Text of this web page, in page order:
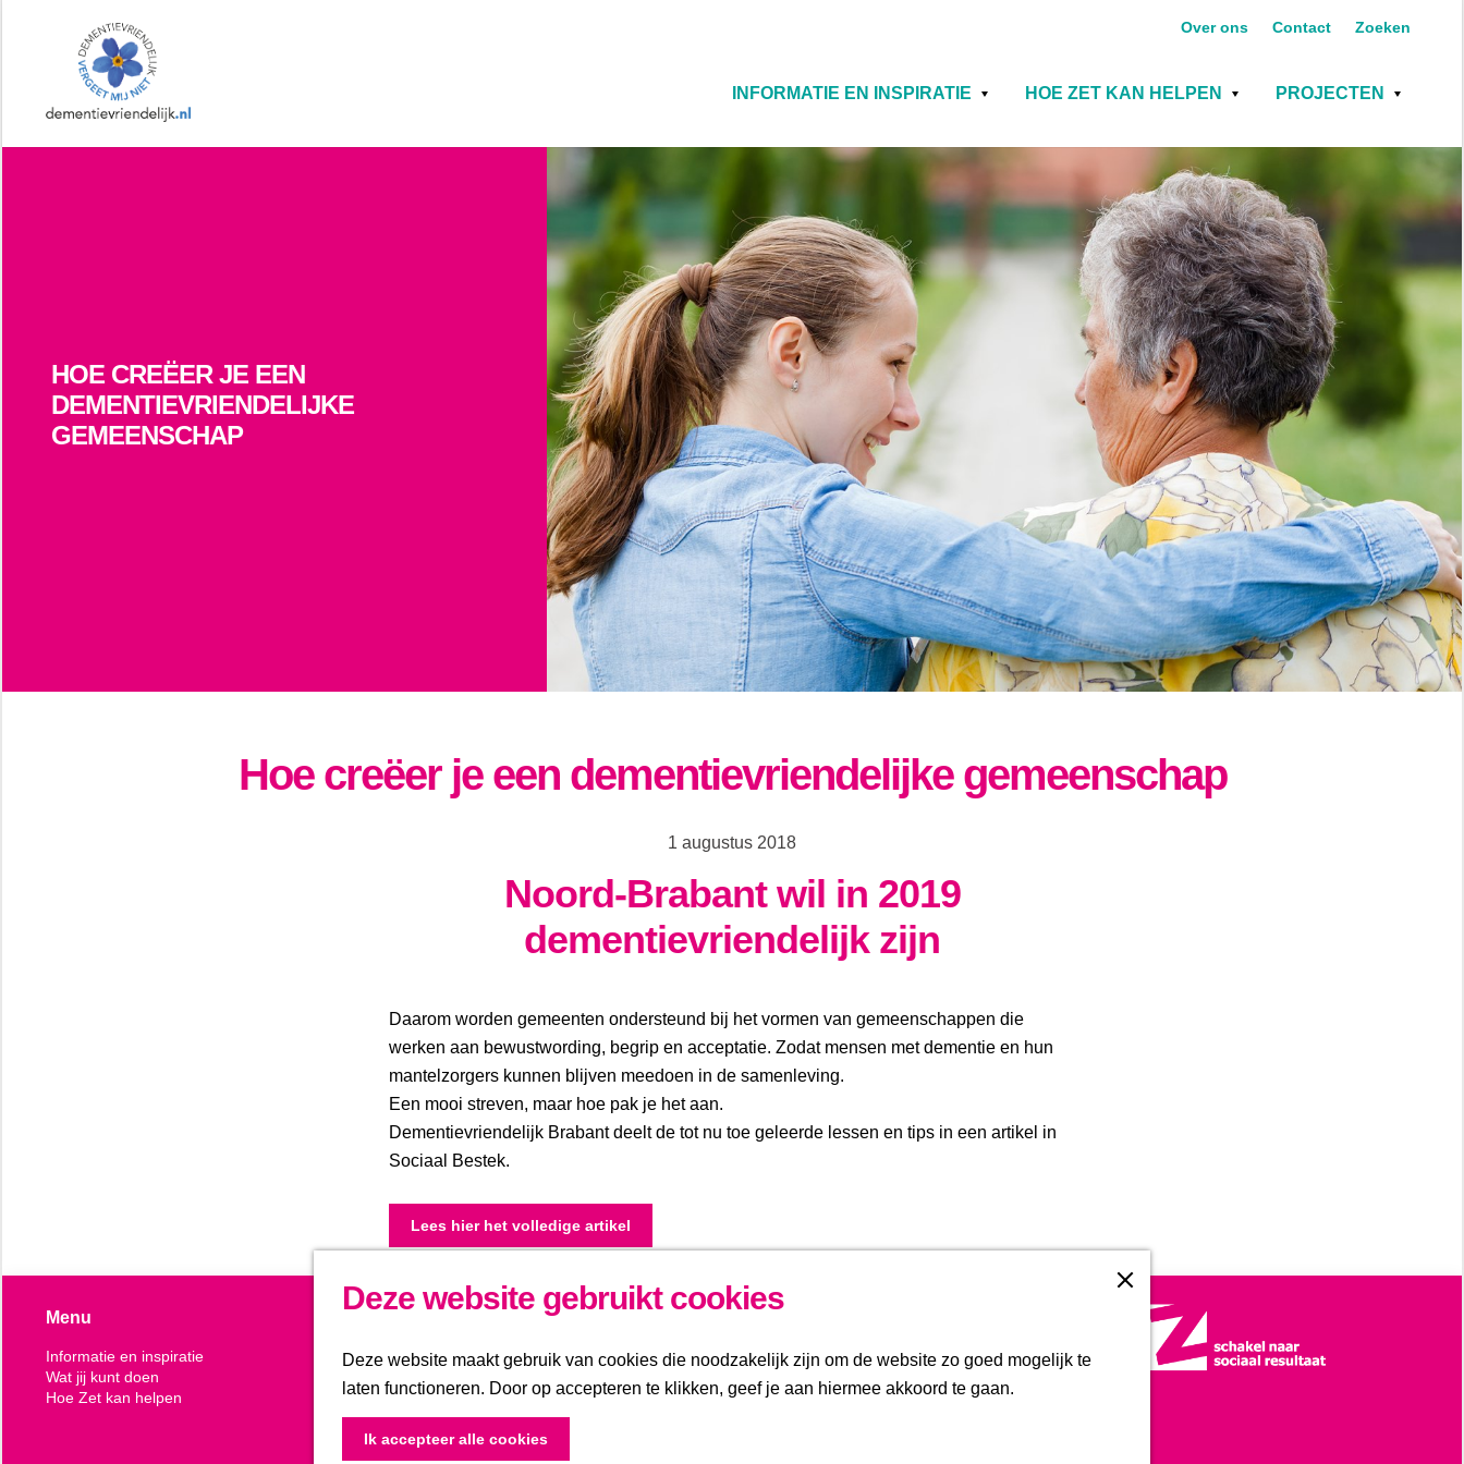
Dementievriendelijk
Brabant
Samen
leven
Over ons Contact Zoeken
INFORMATIE EN INSPIRATIE HOE ZET KAN HELPEN PROJECTEN
Hoe creëer je een dementievriendelijke gemeenschap
1 augustus 2018
HOE CREËER JE EEN
DEMENTIEVRIENDELIJKE
GEMEENSCHAP
Noord-Brabant wil in 2019
dementievriendelijk zijn
Daarom worden gemeenten ondersteund bij het vormen van gemeenschappen die
werken aan bewustwording, begrip en acceptatie. Zodat mensen met dementie en hun
mantelzorgers kunnen blijven meedoen in de samenleving.
Een mooi streven, maar hoe pak je het aan.
Dementievriendelijk Brabant deelt de tot nu toe geleerde lessen en tips in een artikel in
Sociaal Bestek.
Lees hier het volledige artikel
Menu
Informatie en inspiratie
Wat jij kunt doen
Hoe Zet kan helpen
youtubeLinkedIn
Op de hoogte blijven? Meld je
aan voor onze nieuwsbrief
Deze website gebruikt cookies
Deze website maakt gebruik van cookies die noodzakelijk zijn om de website zo goed mogelijk te
laten functioneren. Door op accepteren te klikken, geef je aan hiermee akkoord te gaan.
Ik accepteer alle cookies